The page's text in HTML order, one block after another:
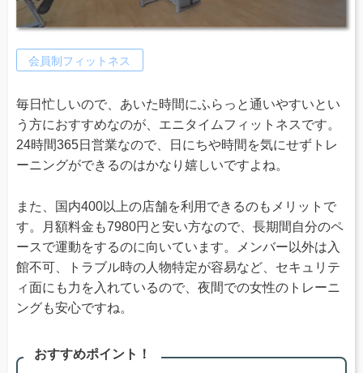
会員制フィットネス
毎日忙しいので、あいた時間にふらっと通いやすいとい
う方におすすめなのが、エニタイムフィットネスです。
24時間365日営業なので、日にちや時間を気にせずトレ
ーニングができるのはかなり嬉しいですよね。
また、国内400以上の店舗を利用できるのもメリットで
す。月額料金も7980円と安い方なので、長期間自分のペ
ースで運動をするのに向いています。メンバー以外は入
館不可、トラブル時の人物特定が容易など、セキュリテ
ィ面にも力を入れているので、夜間での女性のトレーニ
ングも安心ですね。
おすすめポイント！